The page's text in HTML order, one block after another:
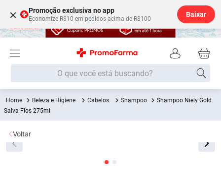
× Promoção exclusiva no app
Economize R$10 em pedidos acima de R$100
Baixar
O que você está buscando?
Beleza e Higiene Cabelos Shampoo
Shampoo Niely Gold
Salva Fios 275ml
Voltar
Termos mais buscados
1º Fralda
2